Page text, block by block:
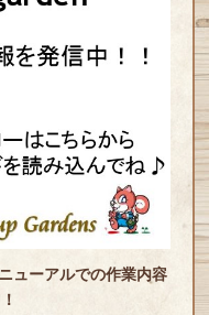
ューアルでの作業内容